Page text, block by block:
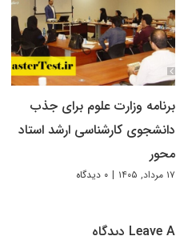
برنامه وزارت علوم برای جذب
دانشجوی کارشناسی ارشد استاد
محور
۱۷ مرداد, ۱۴۰۵ | ۰ دیدگاه
Leave A دیدگاه